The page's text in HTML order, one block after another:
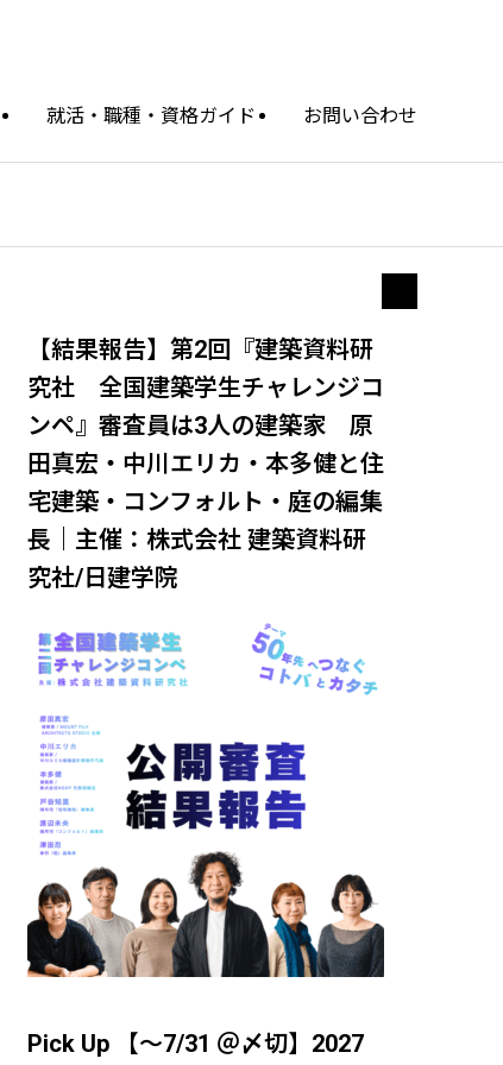
就活・職種・資格ガイド お問い合わせ
【結果報告】第2回『建築資料研
究社 全国建築学生チャレンジコ
ンペ』審査員は3人の建築家 原
田真宏・中川エリカ・本多健と住
宅建築・コンフォルト・庭の編集
長｜主催：株式会社 建築資料研
究社/日建学院
Pick Up 【～7/31 ＠〆切】2027